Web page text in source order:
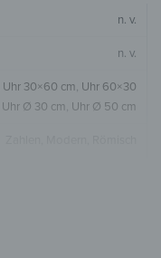
n. v.
n. v.
Uhr 30×60 cm, Uhr 60×30
Uhr Ø 30 cm, Uhr Ø 50 cm